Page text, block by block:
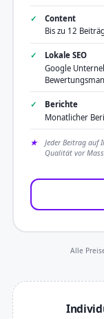
Content
Bis zu 12
Lokale SEO
Google
Berichte
Monatlicher
Jeder Beitrag auf
Qualität vor
Alle